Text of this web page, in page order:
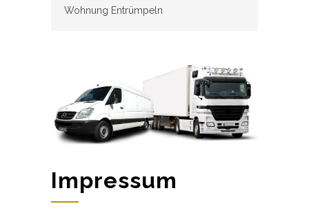
Wohnung Entrümpeln
Impressum